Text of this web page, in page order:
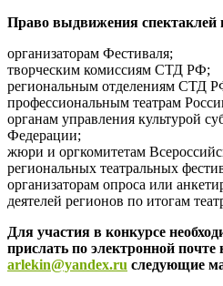
Право выдвижения спектаклей
организаторам Фестиваля;
творческим комиссиям СТД РФ;
региональным отделениям СТД
профессиональным театрам
органам управления культурой
Федерации;
жюри и оргкомитетам
региональных театральных
организаторам опроса или
деятелей регионов по итогам
Для участия в конкурсе
прислать по электронной почте
arlekin@yandex.ru следующие